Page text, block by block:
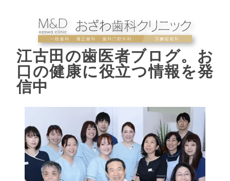
江古田の歯医者ブログ。お
口の健康に役立つ情報を発
信中